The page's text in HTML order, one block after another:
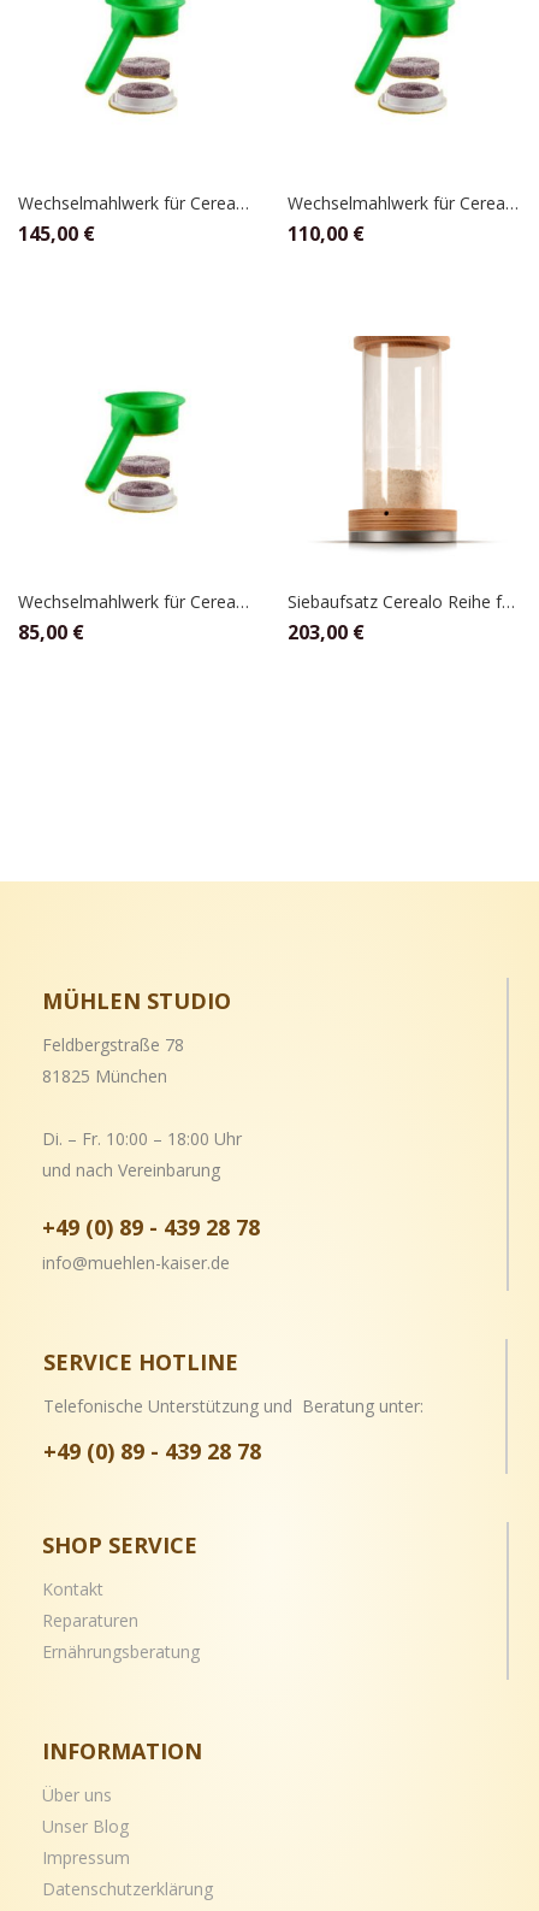
Wechselmahlwerk für Cerealo 200, 600 Watt Mühlen, Schnitzer
145,00 €
Wechselmahlwerk für Cerealo 125, 360 Watt Mühlen, Schnitzer
110,00 €
Wechselmahlwerk für Cerealo 100, 250 Watt Mühlen, Schnitzer
85,00 €
Siebaufsatz Cerealo Reihe für fein,mittel, und grob, Schnitzer
203,00 €
MÜHLEN STUDIO
Feldbergstraße 78
81825 München
Di. – Fr. 10:00 – 18:00 Uhr
und nach Vereinbarung
+49 (0) 89 - 439 28 78
info@muehlen-kaiser.de
SERVICE HOTLINE
Telefonische Unterstützung und Beratung unter:
+49 (0) 89 - 439 28 78
SHOP SERVICE
Kontakt
Reparaturen
Ernährungsberatung
INFORMATION
Über uns
Unser Blog
Impressum
Datenschutzerklärung